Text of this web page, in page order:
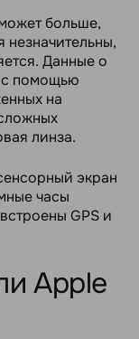
больше,
Данные о
с помощью
на
линза.
экран
часы
GPS и
Apple